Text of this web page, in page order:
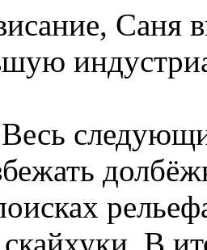
Саня
Весь